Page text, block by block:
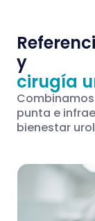
y
cirugía
punta e
bienestar